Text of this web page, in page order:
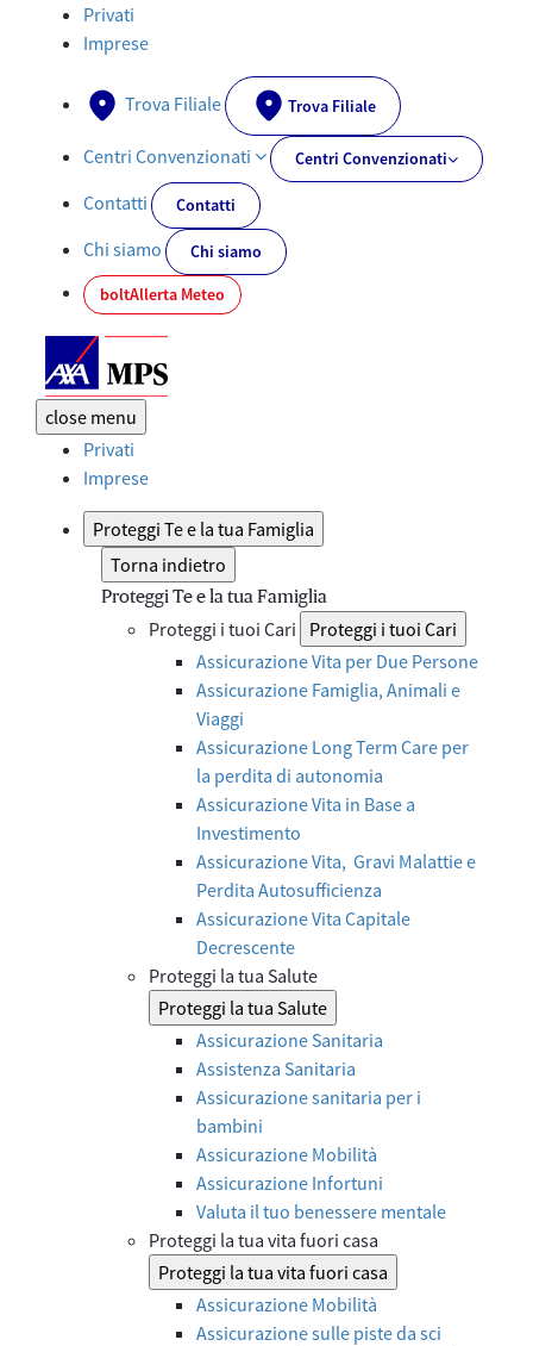
Documenti PRIIPs - AXA-MPS.IT
Privati
Imprese
Trova Filiale Trova Filiale
Centri Convenzionati Centri Convenzionati
Contatti Contatti
Chi siamo
Chi siamo
boltAllerta Meteo
close menu
Privati
Imprese
Proteggi Te e la tua Famiglia
Torna indietro
Proteggi Te e la tua Famiglia
Proteggi i tuoi Cari
Proteggi i tuoi Cari
Assicurazione Vita per Due Persone
Assicurazione Famiglia, Animali e
Viaggi
Assicurazione Long Term Care per
la perdita di autonomia
Assicurazione Vita in Base a
Investimento
Assicurazione Vita, Gravi Malattie e
Perdita Autosufficienza
Assicurazione Vita Capitale
Decrescente
Proteggi la tua Salute
Proteggi la tua Salute
Assicurazione Sanitaria
Assistenza Sanitaria
Assicurazione sanitaria per i
bambini
Assicurazione Mobilità
Assicurazione Infortuni
Valuta il tuo benessere mentale
Proteggi la tua vita fuori casa
Proteggi la tua vita fuori casa
Assicurazione Mobilità
Assicurazione sulle piste da sci